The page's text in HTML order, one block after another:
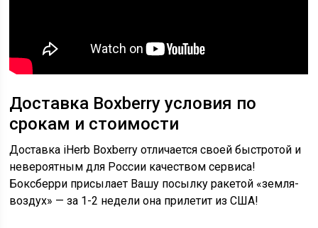
Доставка Boxberry условия по
срокам и стоимости
Доставка iHerb Boxberry отличается своей быстротой и
невероятным для России качеством сервиса!
Боксберри присылает Вашу посылку ракетой «земля-
воздух» — за 1-2 недели она прилетит из США!